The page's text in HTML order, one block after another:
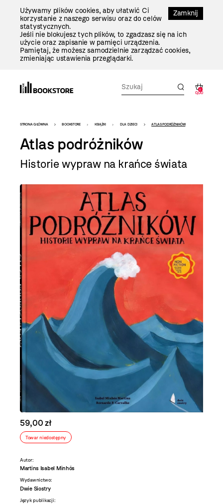
Zamknij
Używamy plików cookies, aby ułatwić Ci
korzystanie z naszego serwisu oraz do celów
statystycznych.
Jeśli nie blokujesz tych plików, to zgadzasz się na ich
użycie oraz zapisanie w pamięci urządzenia.
Pamiętaj, że możesz samodzielnie zarządzać cookies,
zmieniając ustawienia przeglądarki.
0
0,00
Bookstore
-
szablon
szczegóły
STRONA GŁÓWNA BOOKSTORE KSIĄŻKI DLA DZIECI ATLAS PODRÓŻNIKÓW
Atlas podróżników
Historie wypraw na krańce świata
59,00 zł
Towar niedostępny
Autor:
Martins Isabel Minhós
Wydawnictwo:
Dwie Siostry
Język publikacji: